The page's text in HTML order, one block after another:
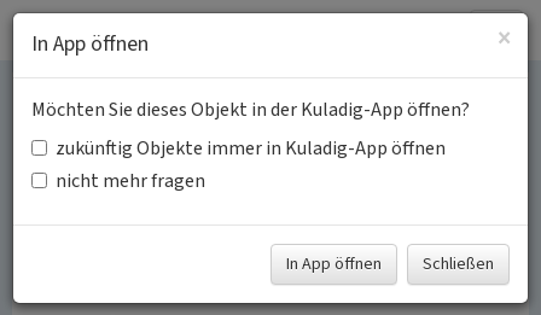
Siedlungen und Bauten
des
Wohnraumprogrammes
der 1920er Jahre in
×
In App öffnen
Möchten Sie dieses Objekt in der Kuladig-App öffnen?
zukünftig Objekte immer in Kuladig-App öffnen
nicht mehr fragen
In App öffnen Schließen